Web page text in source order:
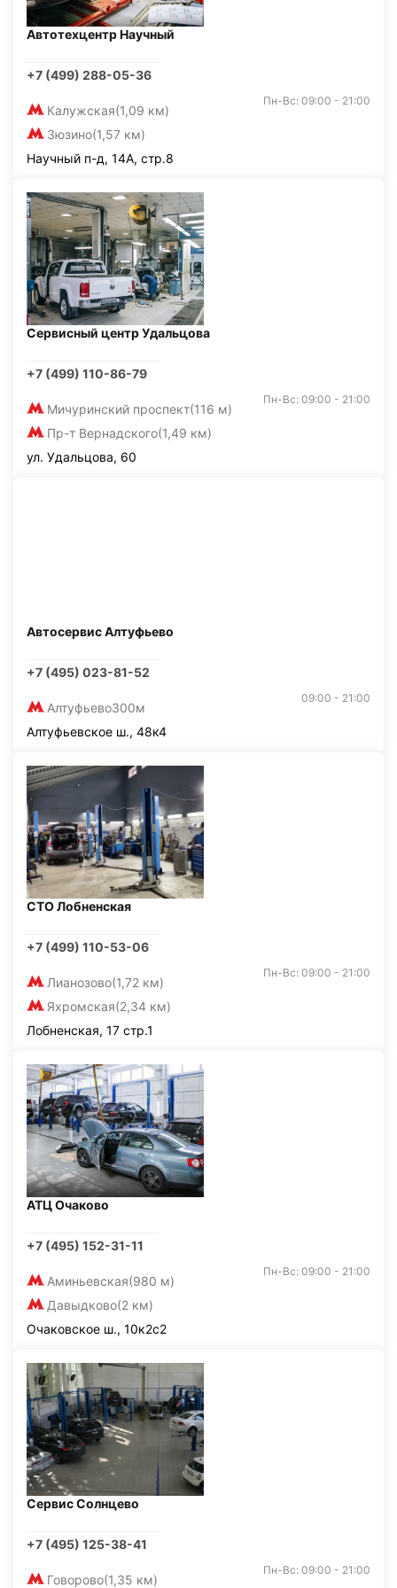
Автотехцентр Научный
+7 (499) 288-05-36
Калужская(1,09 км)
Зюзино(1,57 км)
Пн-Вс: 09:00 - 21:00
Научный п-д, 14А, стр.8
Сервисный центр Удальцова
+7 (499) 110-86-79
Мичуринский проспект(116 м)
Пр-т Вернадского(1,49 км)
Пн-Вс: 09:00 - 21:00
ул. Удальцова, 60
Автосервис Алтуфьево
+7 (495) 023-81-52
Алтуфьево300м
09:00 - 21:00
Алтуфьевское ш., 48к4
СТО Лобненская
+7 (499) 110-53-06
Лианозово(1,72 км)
Яхромская(2,34 км)
Пн-Вс: 09:00 - 21:00
Лобненская, 17 стр.1
АТЦ Очаково
+7 (495) 152-31-11
Аминьевская(980 м)
Давыдково(2 км)
Пн-Вс: 09:00 - 21:00
Очаковское ш., 10к2с2
Сервис Солнцево
+7 (495) 125-38-41
Говорово(1,35 км)
Пн-Вс: 09:00 - 21:00